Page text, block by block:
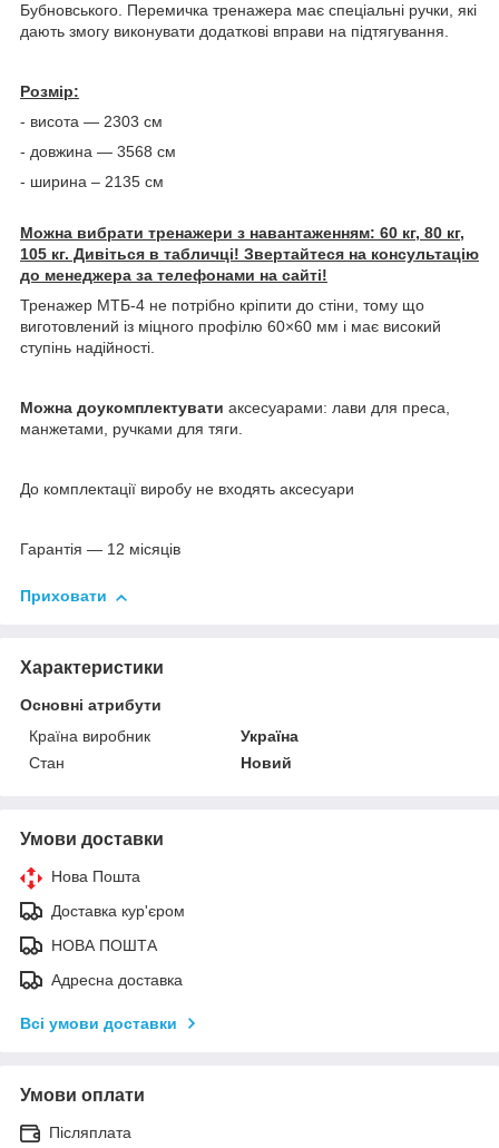
Бубновського. Перемичка тренажера має спеціальні ручки, які
дають змогу виконувати додаткові вправи на підтягування.
Розмір:
- висота — 2303 см
- довжина — 3568 см
- ширина – 2135 см
Можна вибрати тренажери з навантаженням: 60 кг, 80 кг,
105 кг. Дивіться в табличці! Звертайтеся на консультацію
до менеджера за телефонами на сайті!
Тренажер МТБ-4 не потрібно кріпити до стіни, тому що
виготовлений із міцного профілю 60×60 мм і має високий
ступінь надійності.
Можна доукомплектувати аксесуарами: лави для преса,
манжетами, ручками для тяги.
До комплектації виробу не входять аксесуари
Гарантія — 12 місяців
Приховати
Характеристики
Основні атрибути
Країна виробник
Україна
Стан
Новий
Умови доставки
Нова Пошта
Доставка кур'єром
НОВА ПОШТА
Адресна доставка
Всі умови доставки
Умови оплати
Післяплата